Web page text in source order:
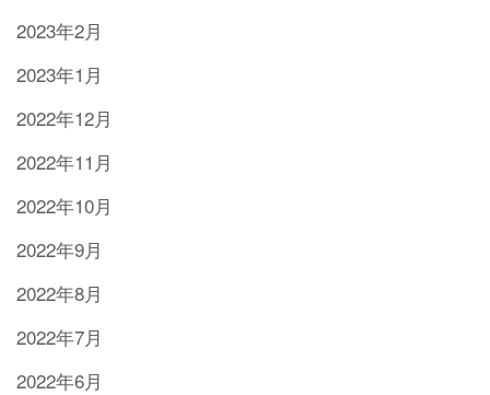
2023年2月
2023年1月
2022年12月
2022年11月
2022年10月
2022年9月
2022年8月
2022年7月
2022年6月